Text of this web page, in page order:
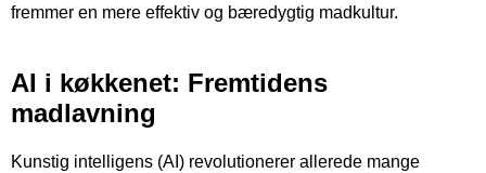
fremmer en mere effektiv og bæredygtig madkultur.
AI i køkkenet: Fremtidens
madlavning
Kunstig intelligens (AI) revolutionerer allerede mange